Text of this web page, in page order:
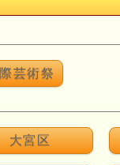
芸術祭
大宮区